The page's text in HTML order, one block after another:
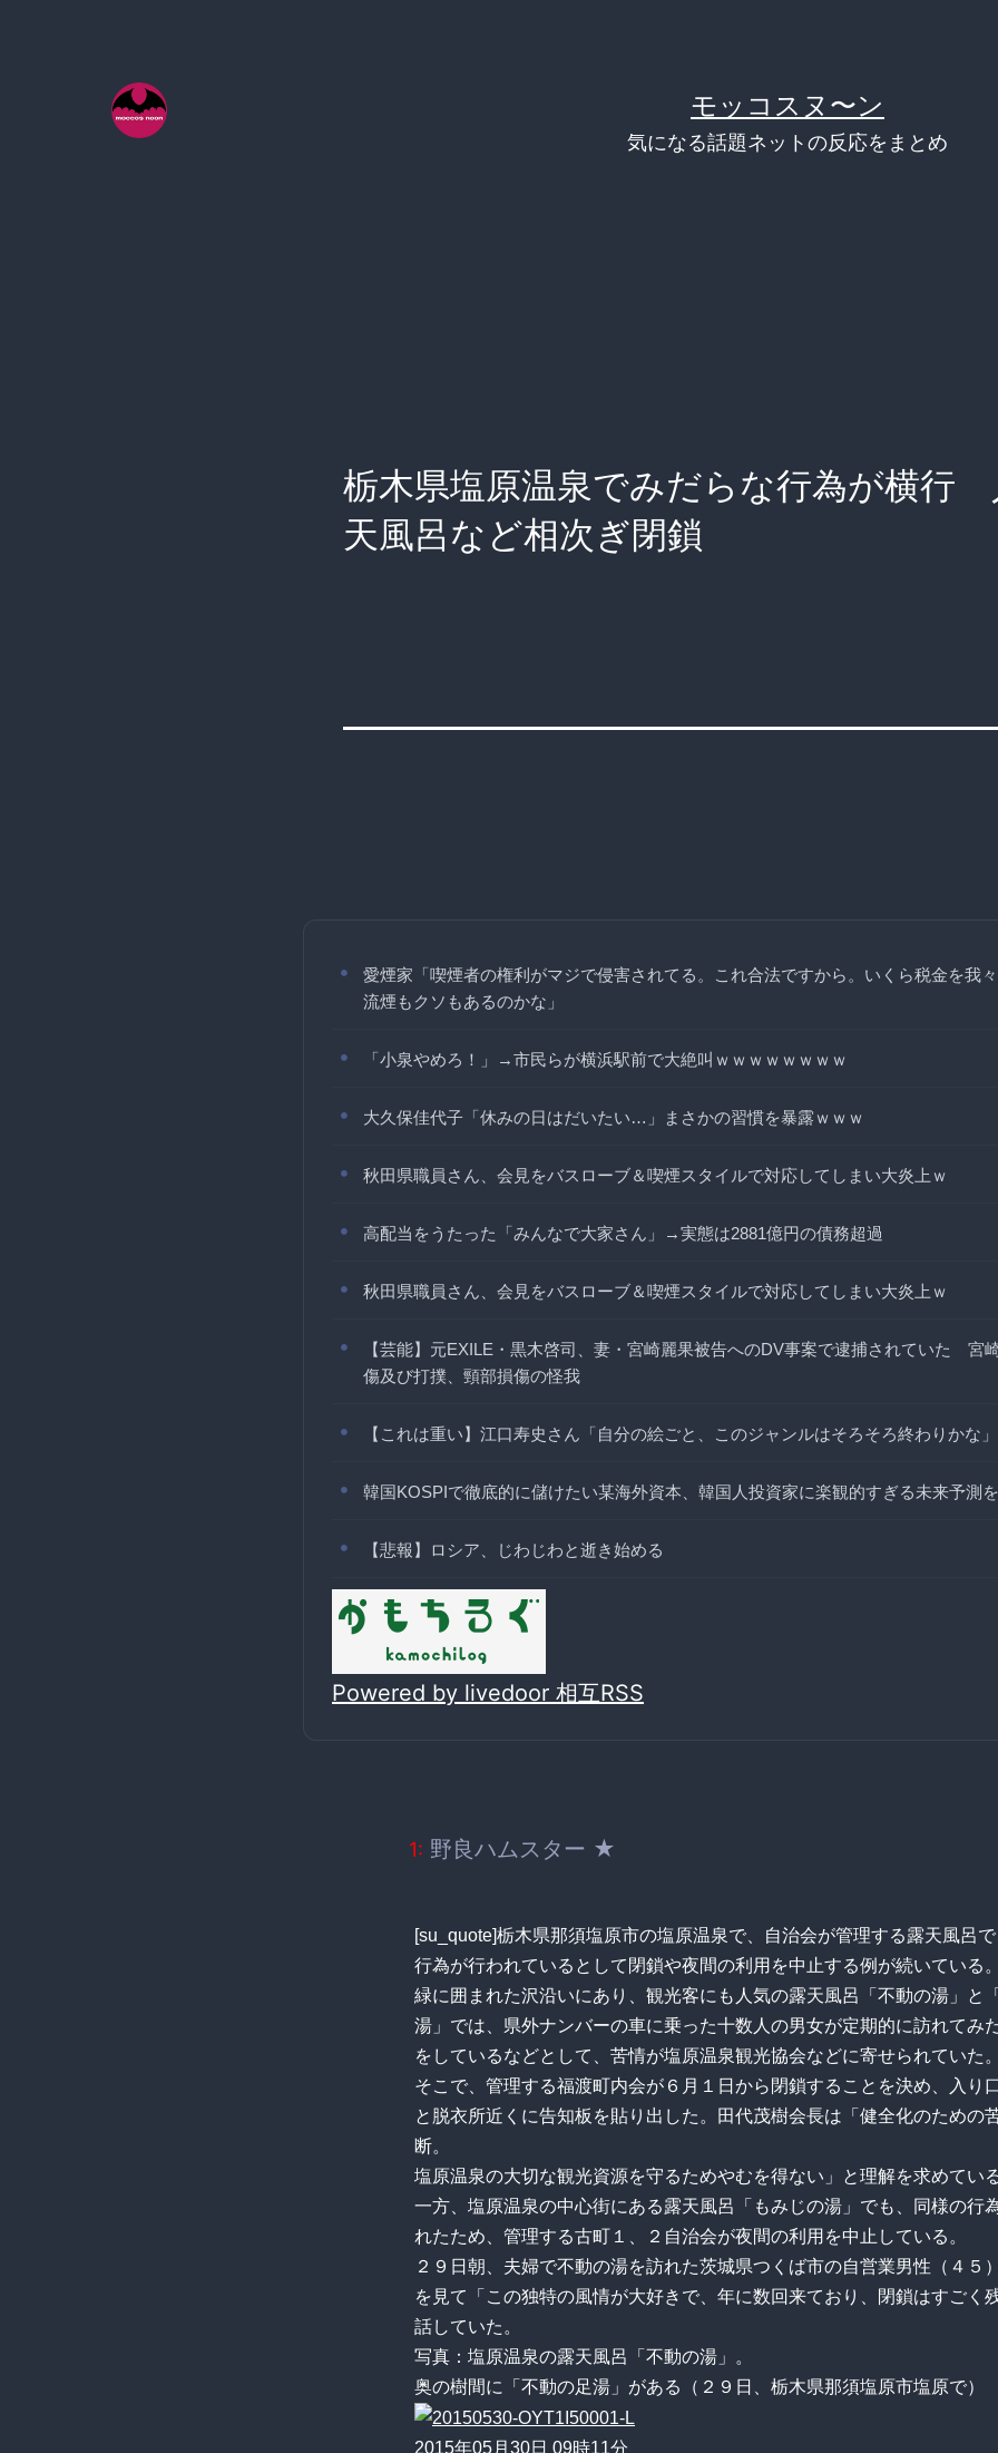
モッコスヌ〜ン
気になる話題ネットの反応をまとめ
栃木県塩原温泉でみだらな行為が横行
天風呂など相次ぎ閉鎖
愛煙家「喫煙者の権利がマジで侵害されてる。これ合法ですから。いくら税金を我
流煙もクソもあるのかな」
「小泉やめろ！」→市民らが横浜駅前で大絶叫ｗｗｗｗｗｗｗｗ
大久保佳代子「休みの日はだいたい…」まさかの習慣を暴露ｗｗｗ
秋田県職員さん、会見をバスローブ＆喫煙スタイルで対応してしまい大炎上ｗ
高配当をうたった「みんなで大家さん」→実態は2881億円の債務超過
秋田県職員さん、会見をバスローブ＆喫煙スタイルで対応してしまい大炎上ｗ
【芸能】元EXILE・黒木啓司、妻・宮崎麗果被告へのDV事案で逮捕されていた 宮
傷及び打撲、頸部損傷の怪我
【これは重い】江口寿史さん「自分の絵ごと、このジャンルはそろそろ終わりかな」
韓国KOSPIで徹底的に儲けたい某海外資本、韓国人投資家に楽観的すぎる未来予
【悲報】ロシア、じわじわと逝き始める
Powered by livedoor 相互RSS
1: 野良ハムスター ★
[su_quote]栃木県那須塩原市の塩原温泉で、自治会が管理する露天風呂
行為が行われているとして閉鎖や夜間の利用を中止する例が続いている
緑に囲まれた沢沿いにあり、観光客にも人気の露天風呂「不動の湯」と
湯」では、県外ナンバーの車に乗った十数人の男女が定期的に訪れてみ
をしているなどとして、苦情が塩原温泉観光協会などに寄せられていた
そこで、管理する福渡町内会が６月１日から閉鎖することを決め、入り
と脱衣所近くに告知板を貼り出した。田代茂樹会長は「健全化のための
断。
塩原温泉の大切な観光資源を守るためやむを得ない」と理解を求めてい
一方、塩原温泉の中心街にある露天風呂「もみじの湯」でも、同様の行
れたため、管理する古町１、２自治会が夜間の利用を中止している。
２９日朝、夫婦で不動の湯を訪れた茨城県つくば市の自営業男性（４５
を見て「この独特の風情が大好きで、年に数回来ており、閉鎖はすごく
話していた。
写真：塩原温泉の露天風呂「不動の湯」。
奥の樹間に「不動の足湯」がある（２９日、栃木県那須塩原市塩原で）
2015年05月30日 09時11分